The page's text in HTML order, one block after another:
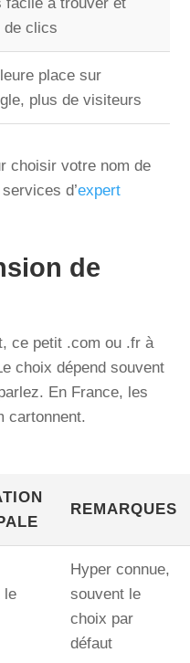
de clics
place sur
plus de visiteurs
choisir votre nom de
d’expert
de
ce petit .com ou .fr à
choix dépend souvent
En France, les
cartonnent.
REMARQUES
le
Hyper connue,
souvent le
choix par
défaut